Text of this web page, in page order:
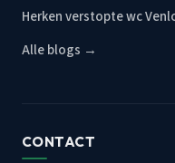
Herken verstopte wc
Alle blogs →
CONTACT